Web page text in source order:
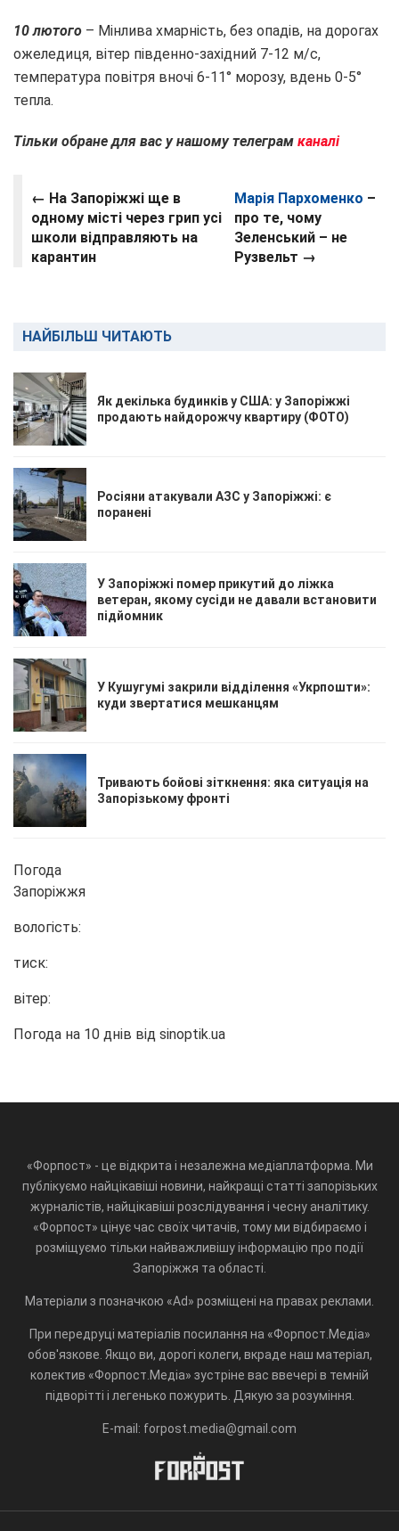
10 лютого – Мінлива хмарність, без опадів, на дорогах
ожеледиця, вітер південно-західний 7-12 м/с,
температура повітря вночі 6-11° морозу, вдень 0-5°
тепла.
Тільки обране для вас у нашому телеграм каналі
← На Запоріжжі ще в
одному місті через грип усі
школи відправляють на
карантин
Марія Пархоменко –
про те, чому
Зеленський – не
Рузвельт →
НАЙБІЛЬШ ЧИТАЮТЬ
Як декілька будинків у США: у Запоріжжі
продають найдорожчу квартиру (ФОТО)
Росіяни атакували АЗС у Запоріжжі: є
поранені
У Запоріжжі помер прикутий до ліжка
ветеран, якому сусіди не давали встановити
підйомник
У Кушугумі закрили відділення «Укрпошти»:
куди звертатися мешканцям
Тривають бойові зіткнення: яка ситуація на
Запорізькому фронті
Погода
Запоріжжя
вологість:
тиск:
вітер:
Погода на 10 днів від sinoptik.ua
«Форпост» - це відкрита і незалежна медіаплатформа. Ми
публікуємо найцікавіші новини, найкращі статті запорізьких
журналістів, найцікавіші розслідування і чесну аналітику.
«Форпост» цінує час своїх читачів, тому ми відбираємо і
розміщуємо тільки найважливішу інформацію про події
Запоріжжя та області.
Матеріали з позначкою «Ad» розміщені на правах реклами.
При передруці матеріалів посилання на «Форпост.Медіа»
обов'язкове. Якщо ви, дорогі колеги, вкраде наш матеріал,
колектив «Форпост.Медіа» зустріне вас ввечері в темній
підворітті і легенько пожурить. Дякую за розуміння.
E-mail: forpost.media@gmail.com